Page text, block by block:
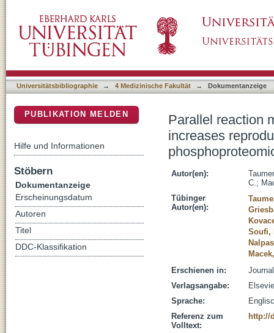
phosphopeptide detection in bacterial
Universitätsbibliographie → 4 Medizinische Fakultät → Dokumentanzeige
Parallel reaction
increases
Autor(en):
C.;
Tübinger
Autor(en):
Soufi,
Erschienen in:
Verlagsangabe:
Sprache:
Referenz zum
Volltext:
http://
PUBLIKATION MELDEN
Hilfe und Informationen
Stöbern
Dokumentanzeige
Erscheinungsdatum
Autoren
Titel
DDC-Klassifikation